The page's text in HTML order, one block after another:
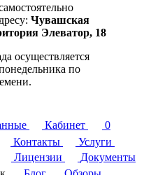
Чувашская
Элеватор, 18
осуществляется
по
Кабинет
0
Контакты
Услуги
Лицензии
Документы